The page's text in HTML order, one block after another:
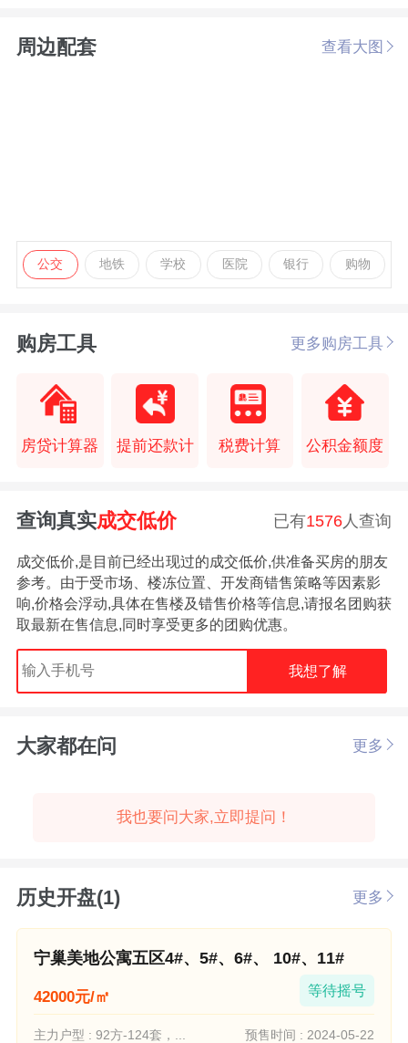
周边配套 查看大图
公交 地铁 学校 医院 银行 购物
购房工具 更多购房工具
房贷计算器 提前还款计 税费计算 公积金额度
查询真实成交低价 已有1576人查询
成交低价,是目前已经出现过的成交低价,供准备买房的朋友
参考。由于受市场、楼冻位置、开发商错售策略等因素影
响,价格会浮动,具体在售楼及错售价格等信息,请报名团购获
取最新在售信息,同时享受更多的团购优惠。
我想了解
大家都在问 更多
我也要问大家,立即提问！
历史开盘(1) 更多
宁巢美地公寓五区4#、5#、6#、 10#、11#
等待摇号
42000元/㎡
主力户型 : 92方-124套，... 预售时间 : 2024-05-22